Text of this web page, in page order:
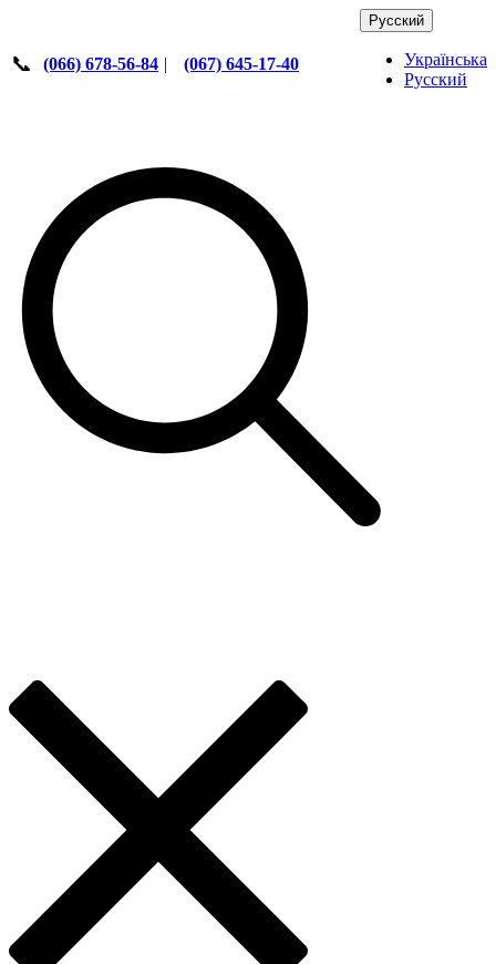
📞 (066) 678-56-84 | (067) 645-17-40
Русский
Українська
Русский